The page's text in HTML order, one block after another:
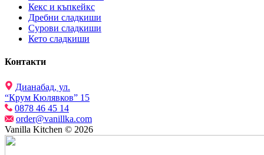
Кекс и къпкейкс
Дребни сладкиши
Сурови сладкиши
Кето сладкиши
Контакти
Дианабад, ул.
“Крум Кюлявков” 15
0878 46 45 14
order@vanillka.com
Vanilla Kitchen © 2026